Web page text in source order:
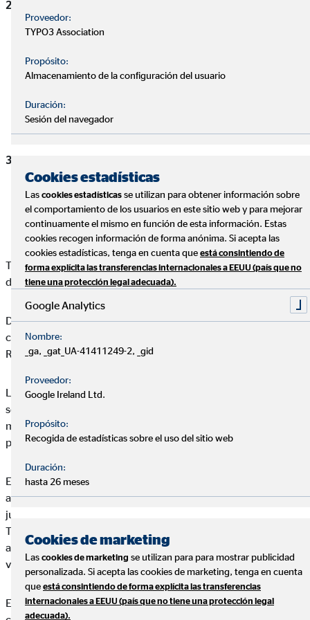
propietario para la indemnización a un tercero como a
nivel privado. Algunos ejemplos serían, como propietario,
la caída de una teja que causara un daño a un tercero. A
nivel privado la realización de deportes únicamente como
animales de compañía o posesión de vehículos sin motor
(patinetes, bicicletas...).
hogar como de viaje; como acciones u omisiones de
personal doméstico. El caso del primero suele ser de
manera urgente, reparaciones de bricolaje o de forma
familiar.
Todos ellos formarían los grupos de cobertura que están
dentro de este tipo de seguros.
Durante la segunda parte de la formación se expusieron las
cuatro modalidades del seguro de hogar, para ello se contó con
Rodrigo, uno de los expertos en la materia.
La primera modalidad llamada
seguro asequible con coberturas básicas cubriendo daños
materiales y dando opción a la elección de RC, roturas o daños
por agua.
En la segunda modalidad se encuentra
amplía sus garantías incluyendo mayor capital en RC, defensa
jurídica, inundaciones o pérdida de alimentos refrigerados.
También las prestaciones especiales como pueden ser un
alojamiento provisional en un hotel o el alquiler de una
vivienda provisional.
Existe una tercera modalidad,Hogar Platino, con las mismas
Proveedor:
TYPO3 Association
Propósito:
Almacenamiento de la configuración del usuario
Duración:
Sesión del navegador
Cookies estadísticas
Las cookies estadísticas se utilizan para obtener información sobre
el comportamiento de los usuarios en este sitio web y para mejorar
continuamente el mismo en función de esta información. Estas
cookies recogen información de forma anónima. Si acepta las
cookies estadísticas, tenga en cuenta que está consintiendo de
forma explícita las transferencias internacionales a EEUU (país que no
tiene una protección legal adecuada).
Google Analytics
Nombre:
_ga, _gat_UA-41411249-2, _gid
Proveedor:
Google Ireland Ltd.
Propósito:
Recogida de estadísticas sobre el uso del sitio web
Duración:
hasta 26 meses
Cookies de marketing
Las cookies de marketing se utilizan para para mostrar publicidad
personalizada. Si acepta las cookies de marketing, tenga en cuenta
que está consintiendo de forma explícita las transferencias
internacionales a EEUU (país que no tiene una protección legal
adecuada).